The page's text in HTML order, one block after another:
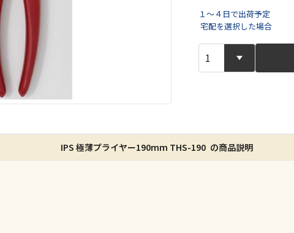
※同時購入の
１～４日で出荷予定
宅配を選択した場合
IPS 極薄プライヤー190mm THS-190 の商品説明